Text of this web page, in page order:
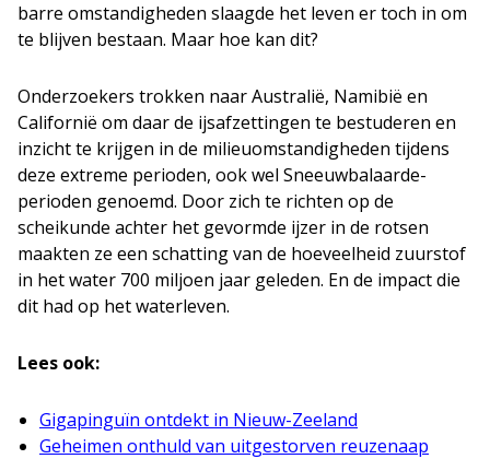
barre omstandigheden slaagde het leven er toch in om
te blijven bestaan. Maar hoe kan dit?
Onderzoekers trokken naar Australië, Namibië en
Californië om daar de ijsafzettingen te bestuderen en
inzicht te krijgen in de milieuomstandigheden tijdens
deze extreme perioden, ook wel Sneeuwbalaarde-
perioden genoemd. Door zich te richten op de
scheikunde achter het gevormde ijzer in de rotsen
maakten ze een schatting van de hoeveelheid zuurstof
in het water 700 miljoen jaar geleden. En de impact die
dit had op het waterleven.
Lees ook:
Gigapinguïn ontdekt in Nieuw-Zeeland
Geheimen onthuld van uitgestorven reuzenaap